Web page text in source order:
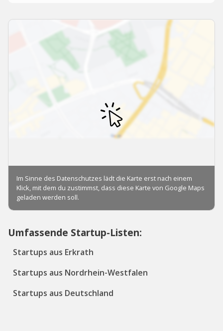
Umfassende Startup-Listen:
Startups aus Erkrath
Startups aus Nordrhein-Westfalen
Startups aus Deutschland